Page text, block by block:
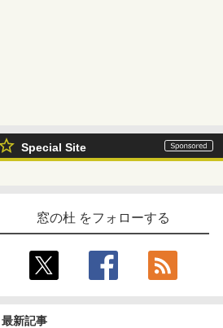
Special Site
窓の杜 をフォローする
最新記事